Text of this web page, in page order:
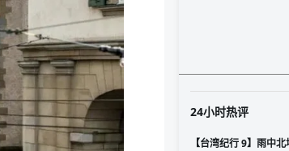
24小时热评
【台湾纪行 9】雨中北